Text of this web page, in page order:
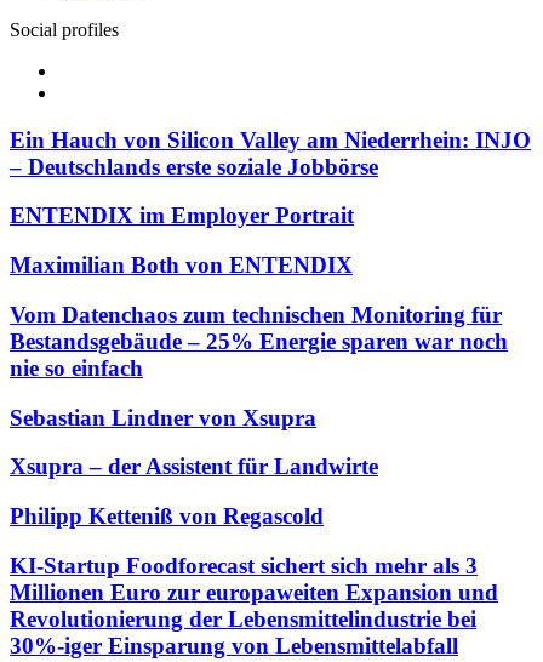
Social profiles
Ein Hauch von Silicon Valley am Niederrhein: INJO
– Deutschlands erste soziale Jobbörse
ENTENDIX im Employer Portrait
Maximilian Both von ENTENDIX
Vom Datenchaos zum technischen Monitoring für
Bestandsgebäude – 25% Energie sparen war noch
nie so einfach
Sebastian Lindner von Xsupra
Xsupra – der Assistent für Landwirte
Philipp Ketteniß von Regascold
KI-Startup Foodforecast sichert sich mehr als 3
Millionen Euro zur europaweiten Expansion und
Revolutionierung der Lebensmittelindustrie bei
30%-iger Einsparung von Lebensmittelabfall